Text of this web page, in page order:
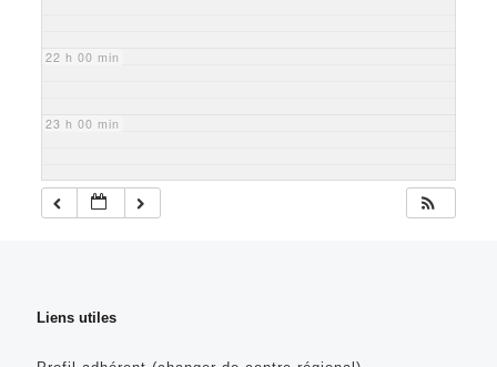
22 h 00 min
23 h 00 min
Liens utiles